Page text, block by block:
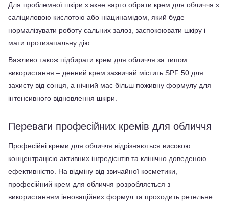
Для проблемної шкіри з акне варто обрати крем для обличчя з
саліциловою кислотою або ніацинамідом, який буде
нормалізувати роботу сальних залоз, заспокоювати шкіру і
мати протизапальну дію.
Важливо також підбирати крем для обличчя за типом
використання – денний крем зазвичай містить SPF 50 для
захисту від сонця, а нічний має більш поживну формулу для
інтенсивного відновлення шкіри.
Переваги професійних кремів для обличчя
Професійні креми для обличчя відрізняються високою
концентрацією активних інгредієнтів та клінічно доведеною
ефективністю. На відміну від звичайної косметики,
професійний крем для обличчя розробляється з
використанням інноваційних формул та проходить ретельне